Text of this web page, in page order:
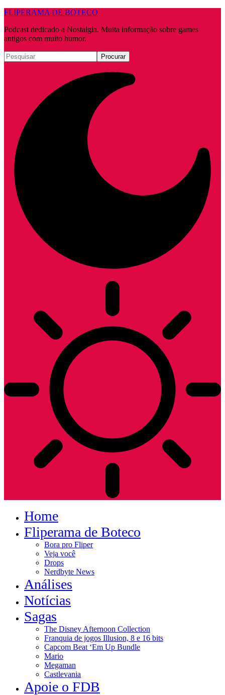
FLIPERAMA DE BOTECO
Podcast dedicado a Nostalgia. Muita informação sobre games
antigos com muito humor.
Home
Fliperama de Boteco
Bora pro Fliper
Veja você
Drops
Nerdbyte News
Análises
Notícias
Sagas
The Disney Afternoon Collection
Franquia de jogos Illusion, 8 e 16 bits
Capcom Beat ‘Em Up Bundle
Mario
Megaman
Castlevania
Apoie o FDB